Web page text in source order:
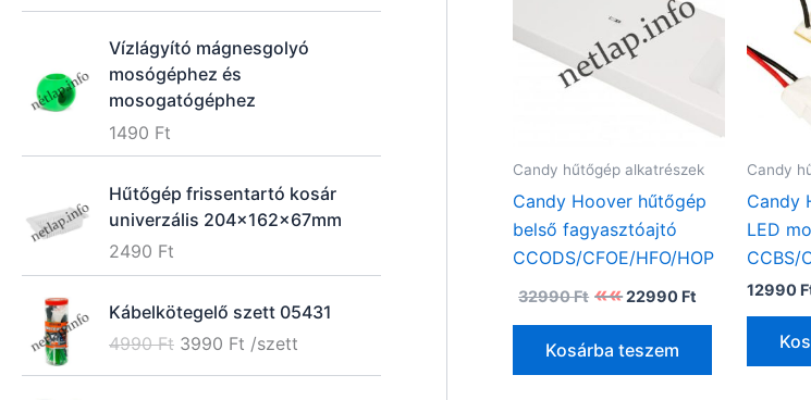
Vízlágyító mágnesgolyó
mosógéphez és
mosogatógéphez
1490 Ft
Hűtőgép frissentartó kosár
univerzális 204x162x67mm
2490 Ft
Kábelkötegelő szett 05431
4990Ft O
3990 Ft C/szett
Candy hűtőgép alkatrészek
Candy Hoover hűtőgép
belső fagyasztóajtó
CCODS/CFOE/HFO/HOP
32990Ft
Original
price
was:
32990 Ft.
22990 Ft Current
is:
Kosárba teszem
Candy
Candy
LED
CCBS/
12990